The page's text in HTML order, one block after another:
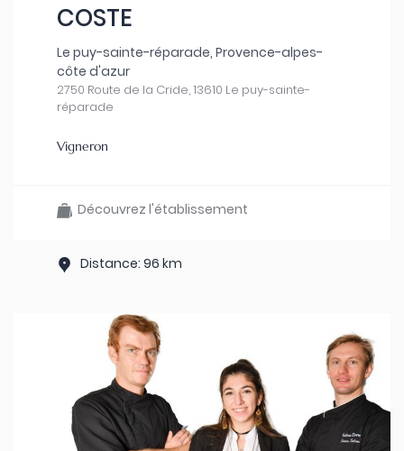
COSTE
Le puy-sainte-réparade, Provence-alpes-
côte d'azur
2750 Route de la Cride, 13610 Le puy-sainte-
réparade
Vigneron
Découvrez l'établissement
Distance: 96 km